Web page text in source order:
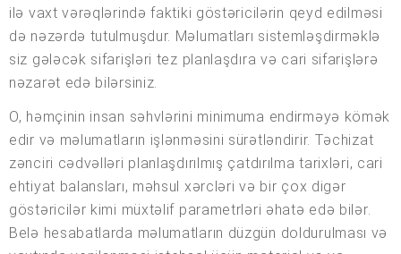
ilə vaxt vərəqlərində faktiki göstəricilərin qeyd edilməsi
də nəzərdə tutulmuşdur. Məlumatları sistemləşdirməklə
siz gələcək sifarişləri tez planlaşdıra və cari sifarişlərə
nəzarət edə bilərsiniz.
O, həmçinin insan səhvlərini minimuma endirməyə kömək
edir və məlumatların işlənməsini sürətləndirir. Təchizat
zənciri cədvəlləri planlaşdırılmış çatdırılma tarixləri, cari
ehtiyat balansları, məhsul xərcləri və bir çox digər
göstəricilər kimi müxtəlif parametrləri əhatə edə bilər.
Belə hesabatlarda məlumatların düzgün doldurulması və